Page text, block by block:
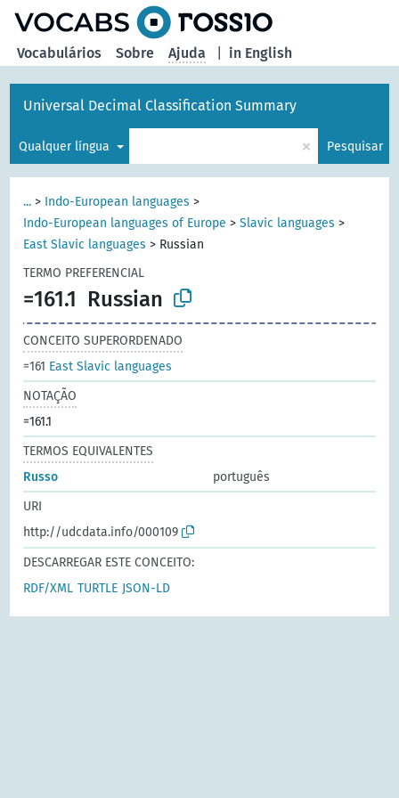
in English
Vocabulários Sobre Ajuda
Universal Decimal Classification Summary
Qualquer língua × Pesquisar
... > Indo-European languages >
Indo-European languages of Europe >Slavic languages >
East Slavic languages > Russian
TERMO PREFERENCIAL
=161.1 Russian
CONCEITO SUPERORDENADO
=161 East Slavic languages
NOTAÇÃO
=161.1
TERMOS EQUIVALENTES
Russo
português
URI
http://udcdata.info/000109
DESCARREGAR ESTE CONCEITO:
RDF/XML TURTLE JSON-LD